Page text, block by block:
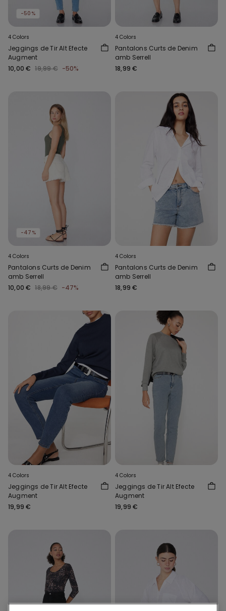
-50%
4 Colors
Jeggings de Tir Alt Efecte
Augment
10,00 € 19,99 € -50%
4 Colors
Pantalons Curts de Denim
amb Serrell
18,99 €
-47%
4 Colors
Pantalons Curts de Denim
amb Serrell
10,00 € 18,99 € -47%
4 Colors
Pantalons Curts de Denim
amb Serrell
18,99 €
4 Colors
Jeggings de Tir Alt Efecte
Augment
19,99 €
4 Colors
Jeggings de Tir Alt Efecte
Augment
19,99 €